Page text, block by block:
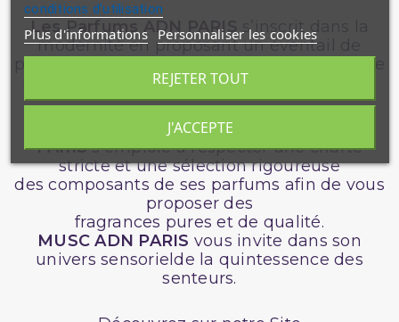
Les Parfums ADN PARIS
s’inscrit dans la
modernité en proposant un éventail de
parfums aussi surprenants que variés afin de
satisfaire l’ensemble sa clientèle mondiale.
L’artisan francaisMUSC
PARISs’emploie à respecter une charte
stricte et une sélection rigoureuse
des composants de ses parfums afin de vous
proposer des
fragrances pures et de qualité.
MUSC ADN PARIS vous invite dans son
univers sensorielde la quintessence des
senteurs.
conditions d'utilisation
Plus d'informations Personnaliser les cookies
REJETER TOUT
J'ACCEPTE